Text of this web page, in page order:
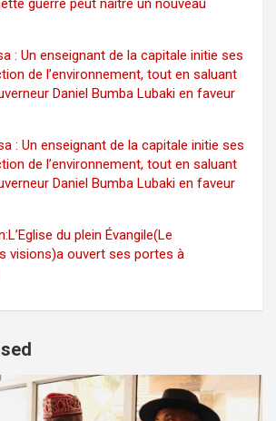
guerre peut naître un nouveau
: Un enseignant de la capitale initie ses
de l’environnement, tout en saluant
Daniel Bumba Lubaki en faveur
: Un enseignant de la capitale initie ses
de l’environnement, tout en saluant
Daniel Bumba Lubaki en faveur
du plein Évangile(Le
visions)a ouvert ses portes à